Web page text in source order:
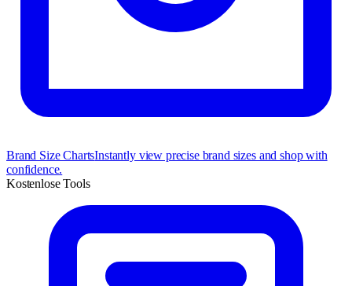
Brand Size ChartsInstantly view precise brand sizes and shop with
confidence.
Kostenlose Tools